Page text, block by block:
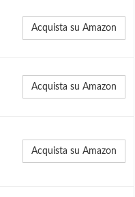
Acquista su Amazon
Acquista su Amazon
Acquista su Amazon